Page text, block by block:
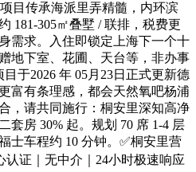
目传承海派里弄精髓，内环滨
181-305㎡叠墅 / 联排，税费更
需求。入住即锁定上海下一个十
地下室、花圃、天台等，非办事
于2026 年 05月23日正式更新德
富有条理感，都会天然氧吧杨浦
，请共同施行：桐安里深知高净
套房 30% 起。规划 70 席 1-4 层
士车程约 10 分钟。✅桐安里营
认证｜无中介｜24小时极速响应